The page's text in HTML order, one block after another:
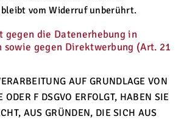
vom Widerruf unberührt.
gegen die Datenerhebung in
sowie gegen Direktwerbung (Art. 21
AUF GRUNDLAGE VON
F DSGVO ERFOLGT, HABEN SIE
AUS GRÜNDEN, DIE SICH AUS